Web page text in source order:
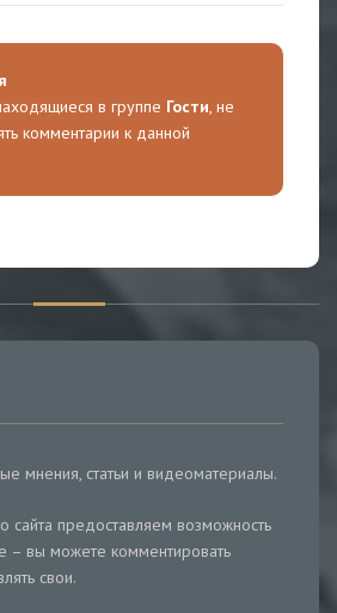
в группе Гости, не
комментарии к данной
мнения, статьи и видеоматериалы.
сайта предоставляем возможность
– вы можете комментировать
свои.